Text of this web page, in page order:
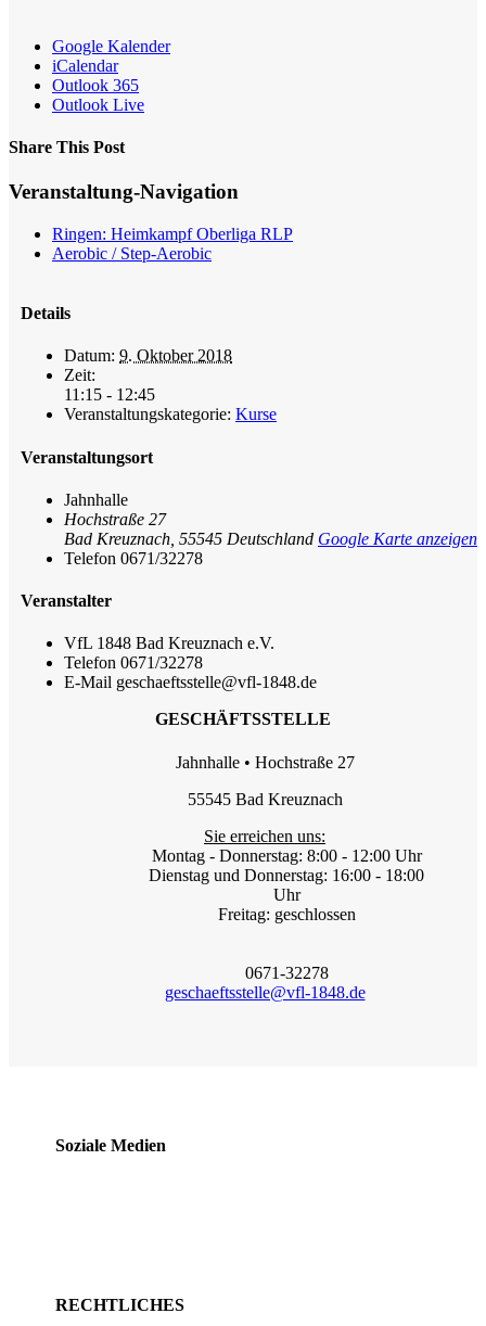
Google Kalender
iCalendar
Outlook 365
Outlook Live
Share This Post
Facebook
X
Reddit
LinkedIn
WhatsApp
Tumblr
Pinterest
Veranstaltung-Navigation
Ringen: Heimkampf Oberliga RLP
Aerobic / Step-Aerobic
Details
Datum: 9. Oktober 2018
Zeit:
11:15 - 12:45
Veranstaltungskategorie: Kurse
Veranstaltungsort
Jahnhalle
Hochstraße 27
Bad Kreuznach 55545 Deutschland Google Karte anzeigen
Telefon 0671/32278
Veranstalter
VfL 1848 Bad Kreuznach e.V.
Telefon 0671/32278
E-Mail geschaeftsstelle@vfl-1848.de
GESCHÄFTSSTELLE
Jahnhalle • Hochstraße 27
55545 Bad Kreuznach
Sie erreichen uns:
Montag - Donnerstag: 8:00 - 12:00 Uhr
Dienstag und Donnerstag: 16:00 - 18:00
Uhr
Freitag: geschlossen
0671-32278
geschaeftsstelle@vfl-1848.de
Soziale Medien
RECHTLICHES